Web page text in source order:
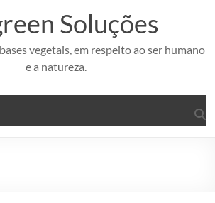
Soluções
vegetais, em respeito ao ser humano
e a natureza.